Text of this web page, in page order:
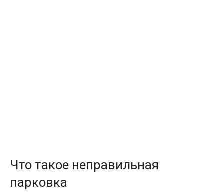
Что такое неправильная
парковка